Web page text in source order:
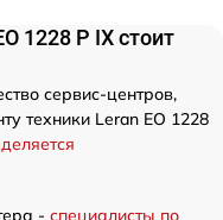
1228 P IX стоит
сервис-центров,
техники Leran EO 1228
- специалисты по